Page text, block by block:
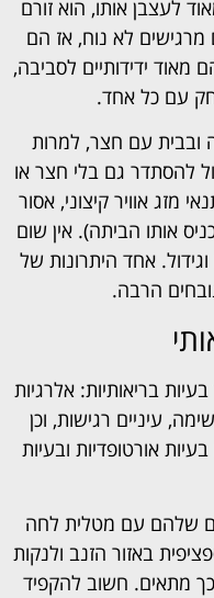
לעצבן אותו, הוא זורם
לא נוח, אז הם
ידידותיים לסביבה,
עם כל אחד.
ובבית עם חצר, למרות
להסתדר גם בלי חצר או
מזג אוויר קיצוני, אסור
אותו הביתה). אין שום
אחד היתרונות של
הרבה.
בריאותיות: אלרגיות
עיניים רגישות, וכן
אורטופדיות ובעיות
שלהם עם מטלית לחה
באזור הזנב ולנקות
מתאים. חשוב להקפיד